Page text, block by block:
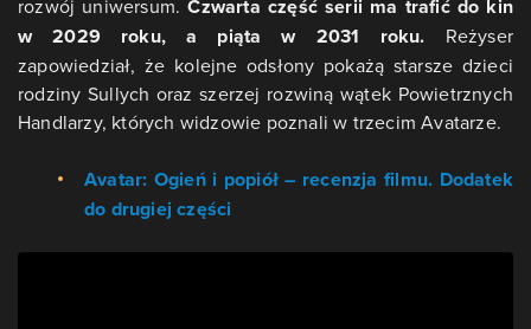
rozwój uniwersum.Czwarta część serii ma trafić do kin
w 2029 roku, a piąta w 2031 roku. Reżyser
zapowiedział, że kolejne odsłony pokażą starsze dzieci
rodziny Sullych oraz szerzej rozwiną wątek Powietrznych
Handlarzy, których widzowie poznali w trzecim Avatarze.
Avatar: Ogień i popiół – recenzja filmu. Dodatek
do drugiej części